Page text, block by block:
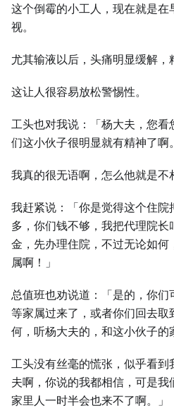
这个倒霉的小工人，现在就是
视。
尤其输液以后，头痛明显缓解，
这让人很容易放松警惕性。
工头也对我说：「杨大夫，您
们这小伙子很明显就有精神了啊
我真的很无语啊，怎么他就是不
我赶紧说：「你是觉得这个住
多，你们钱不够，我把代理院
金，先办理住院，不过无论如
属啊！」
总值班也劝说道：「是的，你们
等家属过来了，或者你们回去
何，听杨大夫的，和这小伙子的
工头没有丝毫的慌张，似乎看
夫啊，你说的我都相信，可是我
家里人一时半会也来不了啊。」